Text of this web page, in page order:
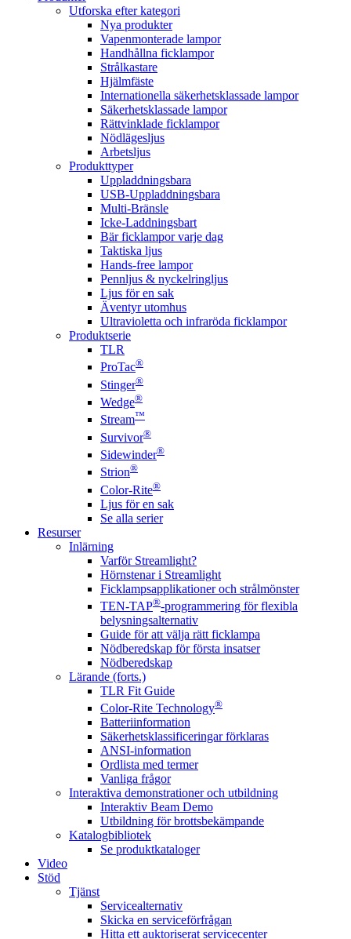
Utforska efter kategori
Nya produkter
Vapenmonterade lampor
Handhållna ficklampor
Strålkastare
Hjälmfäste
Internationella säkerhetsklassade lampor
Säkerhetsklassade lampor
Rättvinklade ficklampor
Nödlägesljus
Arbetsljus
Produkttyper
Uppladdningsbara
USB-Uppladdningsbara
Multi-Bränsle
Icke-Laddningsbart
Bär ficklampor varje dag
Taktiska ljus
Hands-free lampor
Pennljus & nyckelringljus
Ljus för en sak
Äventyr utomhus
Ultravioletta och infraröda ficklampor
Produktserie
TLR
ProTac®
Stinger®
Wedge®
Stream™
Survivor®
Sidewinder®
Strion®
Color-Rite®
Ljus för en sak
Se alla serier
Resurser
Inlärning
Varför Streamlight?
Hörnstenar i Streamlight
Ficklampsapplikationer och strålmönster
TEN-TAP®-programmering för flexibla
belysningsalternativ
Guide för att välja rätt ficklampa
Nödberedskap för första insatser
Nödberedskap
Lärande (forts.)
TLR Fit Guide
Color-Rite Technology®
Batteriinformation
Säkerhetsklassificeringar förklaras
ANSI-information
Ordlista med termer
Vanliga frågor
Interaktiva demonstrationer och utbildning
Interaktiv Beam Demo
Utbildning för brottsbekämpande
Katalogbibliotek
Se produktkataloger
Video
Stöd
Tjänst
Servicealternativ
Skicka en serviceförfrågan
Hitta ett auktoriserat servicecenter